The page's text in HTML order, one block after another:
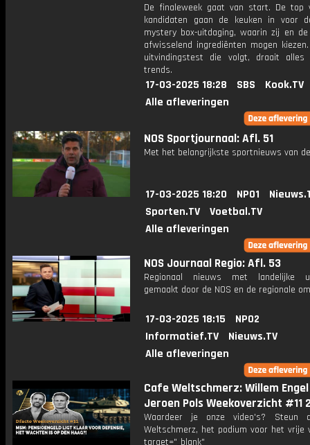
De finaleweek gaat van start. De top
kandidaten gaan de keuken in voor
mystery box-uitdaging, waarin zij en
afwisselend ingrediënten mogen
uitvindingstest die volgt, draait
trends.
17-03-2025 18:28 SBS
Kook.TV
Alle afleveringen
NOS Sportjournaal: Afl. 51
Met het belangrijkste sportnieuws van
17-03-2025 18:20 NPO1
Sporten.TV
Voetbal.TV
Alle afleveringen
NOS Journaal Regio: Afl. 53
Regionaal nieuws met landelijke
gemaakt door de NOS en de regionale
17-03-2025 18:15
NPO2
Informatief.TV
Nieuws.TV
Alle afleveringen
Cafe Weltschmerz: Willem
Jeroen Pols Weekoverzicht #11
Waardeer je onze video's? Steun
Weltschmerz, het podium voor het vrije
target="_blank"